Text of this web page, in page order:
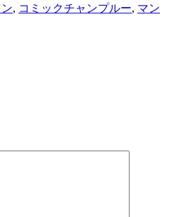
, コミックチャンプルー, マン